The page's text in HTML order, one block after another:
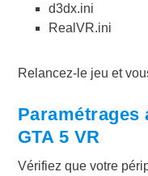
d3dx.ini
RealVR.ini
Relancez-le jeu et
Paramétrages
GTA 5 VR
Vérifiez que votre